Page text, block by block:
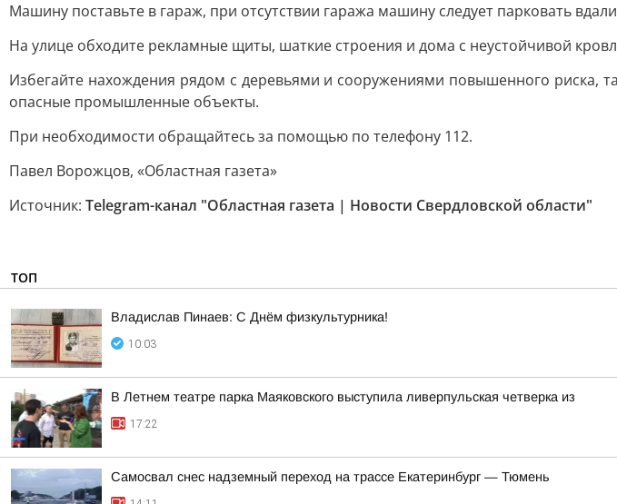
Машину поставьте в гараж, при отсутствии гаража машину следует парковать
На улице обходите рекламные щиты, шаткие строения и дома с неустойчивой
Избегайте нахождения рядом с деревьями и сооружениями повышенного риска,
опасные промышленные объекты.
При необходимости обращайтесь за помощью по телефону 112.
Павел Ворожцов, «Областная газета»
Источник: Telegram-канал "Областная газета | Новости Свердловской области"
ТОП
Владислав Пинаев: С Днём физкультурника!
10:03
В Летнем театре парка Маяковского выступила ливерпульская четверка из
17:22
Самосвал снес надземный переход на трассе Екатеринбург — Тюмень